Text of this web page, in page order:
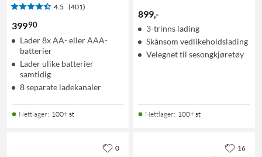
4.5 (401)
39990
Lader 8x AA- eller AAA-
batterier
Lader ulike batterier
samtidig
8 separate ladekanaler
Nettlager: 100+ st
899,-
3-trinns lading
Skånsom vedlikeholdslading
Velegnet til sesongkjøretøy
Nettlager: 100+ st
0 16